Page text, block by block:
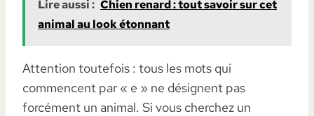
Lire aussi : Chien renard : tout savoir sur cet
animal au look étonnant
Attention toutefois : tous les mots qui
commencent par « e » ne désignent pas
forcément un animal. Si vous cherchez un